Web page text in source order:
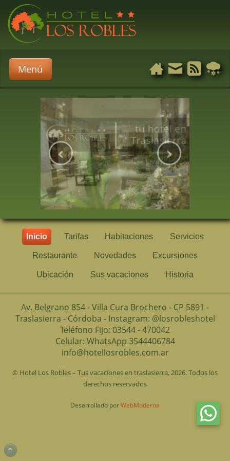
Menú
‹ ›
Inicio Tarifas Habitaciones Servicios
Restaurante Novedades Excursiones
Ubicación Sus vacaciones Historia
Av. Belgrano 854 - Villa Cura Brochero - CP 5891 -
Traslasierra - Córdoba - Instagram: @losrobleshotel
Teléfono Fijo: 03544 - 470042
Celular: WhatsApp 3544406784
info@hotellosrobles.com.ar
© Hotel Los Robles – Tus vacaciones en traslasierra, 2026. Todos los
derechos reservados
Desarrollado porWebModerna
^